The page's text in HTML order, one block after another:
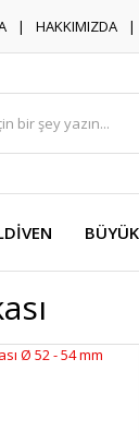
HAKKIMIZDA